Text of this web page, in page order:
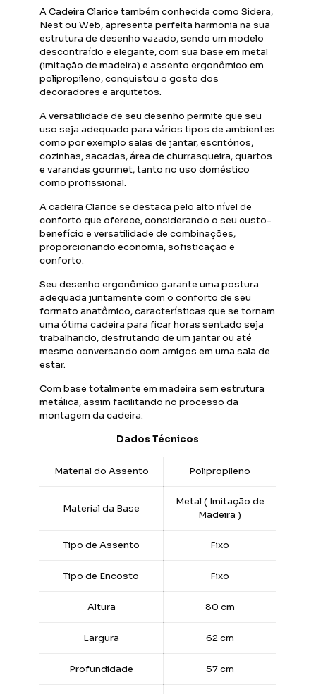
A Cadeira Clarice também conhecida como Sidera,
Nest ou Web, apresenta perfeita harmonia na sua
estrutura de desenho vazado, sendo um modelo
descontraído e elegante, com sua base em metal
(imitação de madeira) e assento ergonômico em
polipropileno, conquistou o gosto dos
decoradores e arquitetos.
A versatilidade de seu desenho permite que seu
uso seja adequado para vários tipos de ambientes
como por exemplo salas de jantar, escritórios,
cozinhas, sacadas, área de churrasqueira, quartos
e varandas gourmet, tanto no uso doméstico
como profissional.
A cadeira Clarice se destaca pelo alto nível de
conforto que oferece, considerando o seu custo-
benefício e versatilidade de combinações,
proporcionando economia, sofisticação e
conforto.
Seu desenho ergonômico garante uma postura
adequada juntamente com o conforto de seu
formato anatômico, características que se tornam
uma ótima cadeira para ficar horas sentado seja
trabalhando, desfrutando de um jantar ou até
mesmo conversando com amigos em uma sala de
estar.
Com base totalmente em madeira sem estrutura
metálica, assim facilitando no processo da
montagem da cadeira.
Dados Técnicos
Material do Assento Polipropileno
Material da Base
Metal ( Imitação de
Madeira )
Tipo de Assento Fixo
Tipo de Encosto Fixo
Altura 80 cm
Largura 62 cm
Profundidade 57 cm